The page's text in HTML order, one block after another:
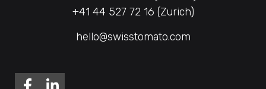
+41 44 527 72 16 (Zurich)
hello@swisstomato.com